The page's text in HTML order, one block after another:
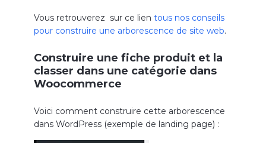
Vous retrouverez sur ce lien tous nos conseils
pour construire une arborescence de site web.
Construire une fiche produit et la
classer dans une catégorie dans
Woocommerce
Voici comment construire cette arborescence
dans WordPress (exemple de landing page) :